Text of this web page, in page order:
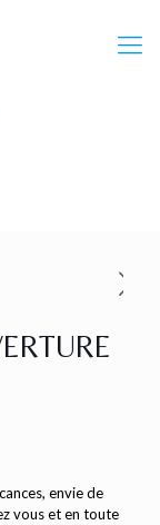
envie de
vous et en toute